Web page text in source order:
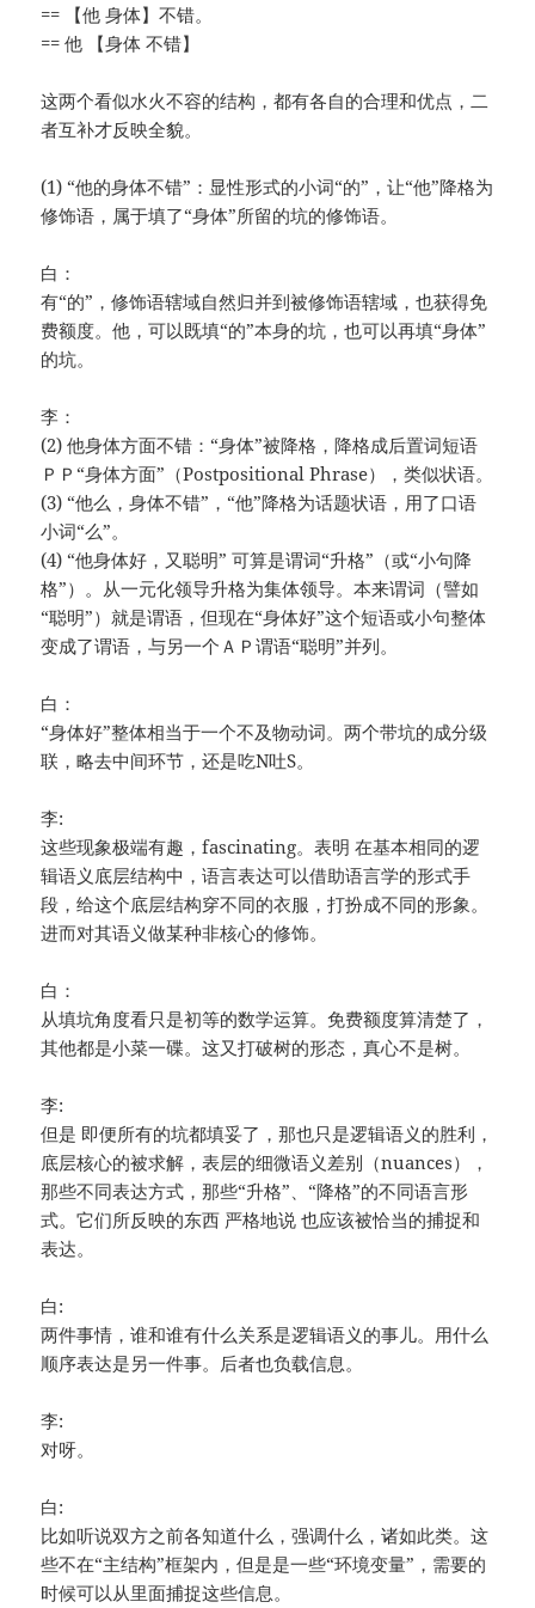
== 【他 身体】不错。
== 他 【身体 不错】
这两个看似水火不容的结构，都有各自的合理和优点，二
者互补才反映全貌。
(1) “他的身体不错”：显性形式的小词“的”，让“他”降格为
修饰语，属于填了“身体”所留的坑的修饰语。
白：
有“的”，修饰语辖域自然归并到被修饰语辖域，也获得免
费额度。他，可以既填“的”本身的坑，也可以再填“身体”
的坑。
李：
(2) 他身体方面不错：“身体”被降格，降格成后置词短语
ＰＰ“身体方面”（Postpositional Phrase），类似状语。
(3) “他么，身体不错”，“他”降格为话题状语，用了口语
小词“么”。
(4) “他身体好，又聪明” 可算是谓词“升格”（或“小句降
格”）。从一元化领导升格为集体领导。本来谓词（譬如
“聪明”）就是谓语，但现在“身体好”这个短语或小句整体
变成了谓语，与另一个ＡＰ谓语“聪明”并列。
白：
“身体好”整体相当于一个不及物动词。两个带坑的成分级
联，略去中间环节，还是吃N吐S。
李:
这些现象极端有趣，fascinating。表明 在基本相同的逻
辑语义底层结构中，语言表达可以借助语言学的形式手
段，给这个底层结构穿不同的衣服，打扮成不同的形象。
进而对其语义做某种非核心的修饰。
白：
从填坑角度看只是初等的数学运算。免费额度算清楚了，
其他都是小菜一碟。这又打破树的形态，真心不是树。
李:
但是 即便所有的坑都填妥了，那也只是逻辑语义的胜利，
底层核心的被求解，表层的细微语义差别（nuances），
那些不同表达方式，那些“升格”、“降格”的不同语言形
式。它们所反映的东西 严格地说 也应该被恰当的捕捉和
表达。
白:
两件事情，谁和谁有什么关系是逻辑语义的事儿。用什么
顺序表达是另一件事。后者也负载信息。
李:
对呀。
白:
比如听说双方之前各知道什么，强调什么，诸如此类。这
些不在“主结构”框架内，但是是一些“环境变量”，需要的
时候可以从里面捕捉这些信息。